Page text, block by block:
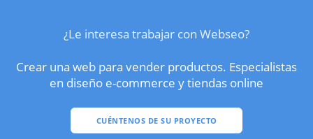
¿Le interesa trabajar con Webseo?
Crear una web para vender productos. Especialistas
en diseño e-commerce y tiendas online
CUÉNTENOS DE SU PROYECTO